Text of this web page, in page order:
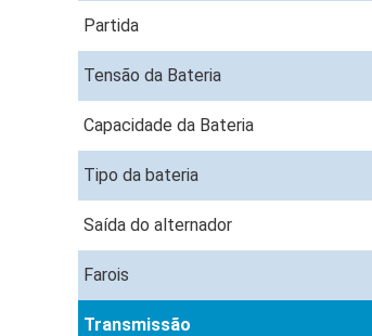
Partida
Tensão da Bateria
Capacidade da Bateria
Tipo da bateria
Saída do alternador
Farois
Transmissão